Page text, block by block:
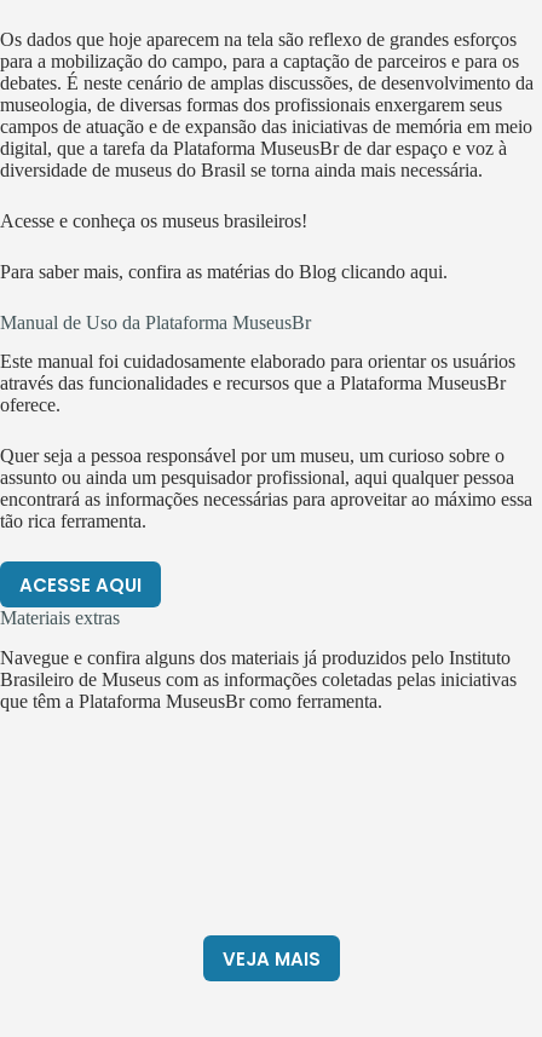
Os dados que hoje aparecem na tela são reflexo de grandes esforços
para a mobilização do campo, para a captação de parceiros e para os
debates. É neste cenário de amplas discussões, de desenvolvimento da
museologia, de diversas formas dos profissionais enxergarem seus
campos de atuação e de expansão das iniciativas de memória em meio
digital, que a tarefa da Plataforma MuseusBr de dar espaço e voz à
diversidade de museus do Brasil se torna ainda mais necessária.
Acesse e conheça os museus brasileiros!
Para saber mais, confira as matérias do Blog clicando aqui.
Manual de Uso da Plataforma MuseusBr
Este manual foi cuidadosamente elaborado para orientar os usuários
através das funcionalidades e recursos que a Plataforma MuseusBr
oferece.
Quer seja a pessoa responsável por um museu, um curioso sobre o
assunto ou ainda um pesquisador profissional, aqui qualquer pessoa
encontrará as informações necessárias para aproveitar ao máximo essa
tão rica ferramenta.
ACESSE AQUI
Materiais extras
Navegue e confira alguns dos materiais já produzidos pelo Instituto
Brasileiro de Museus com as informações coletadas pelas iniciativas
que têm a Plataforma MuseusBr como ferramenta.
VEJA MAIS